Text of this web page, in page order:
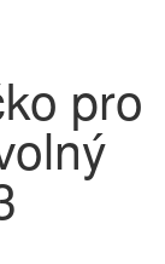
pro